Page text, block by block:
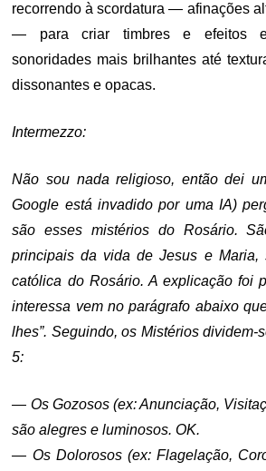
recorrendo à scordatura — afinações
— para criar timbres e efeitos
sonoridades mais brilhantes até
dissonantes e opacas.
Intermezzo:
Não sou nada religioso, então dei
Google está invadido por uma IA)
são esses mistérios do Rosário.
principais da vida de Jesus e Maria,
católica do Rosário. A explicação foi
interessa vem no parágrafo abaixo
lhes”. Seguindo, os Mistérios dividem-
5:
— Os Gozosos (ex: Anunciação,
são alegres e luminosos. OK.
— Os Dolorosos (ex: Flagelação,